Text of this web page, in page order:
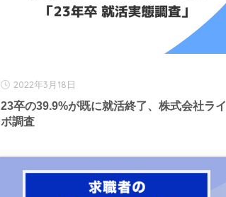
2022年3月18日
23卒の39.9%が既に就活終了、株式会社ライ
ボ調査